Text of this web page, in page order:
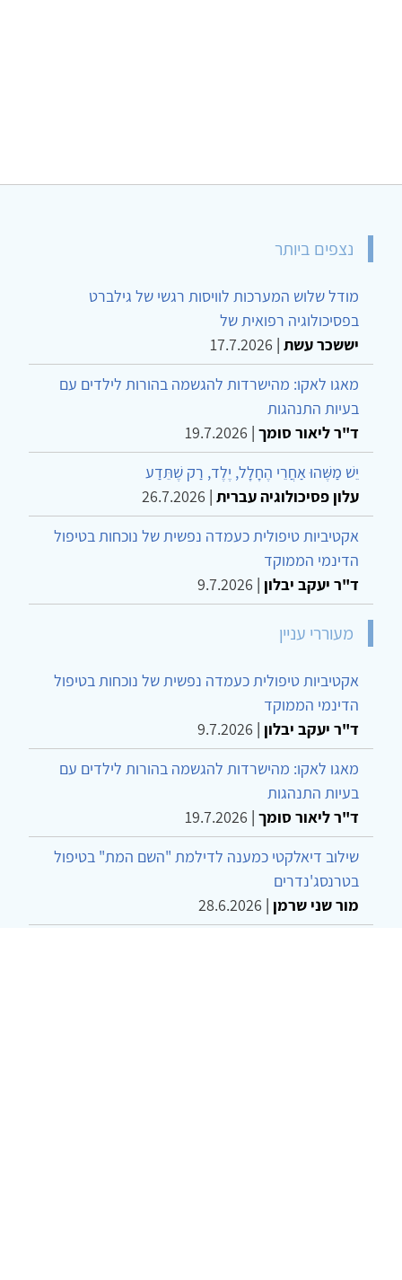
נצפים ביותר
מודל שלוש המערכות לוויסות רגשי של גילברט
בפסיכולוגיה רפואית של
יששכר עשת |
17.7.2026
מאגו לאקו: מהישרדות להגשמה בהורות לילדים עם
בעיות התנהגות
ד"ר ליאור סומך |
19.7.2026
יֵשׁ מַשֶּׁהוּ אַחֲרֵי הֶחָלָל, יֶלֶד, רַק שֶׁתֵּדַע
עלון פסיכולוגיה עברית |
26.7.2026
אקטיביות טיפולית כעמדה נפשית של נוכחות בטיפול
הדינמי הממוקד
ד"ר יעקב יבלון |
9.7.2026
מעוררי עניין
אקטיביות טיפולית כעמדה נפשית של נוכחות בטיפול
הדינמי הממוקד
ד"ר יעקב יבלון |
9.7.2026
מאגו לאקו: מהישרדות להגשמה בהורות לילדים עם
בעיות התנהגות
ד"ר ליאור סומך |
19.7.2026
שילוב דיאלקטי כמענה לדילמת "השם המת" בטיפול
בטרנסג'נדרים
מור שני שרמן |
28.6.2026